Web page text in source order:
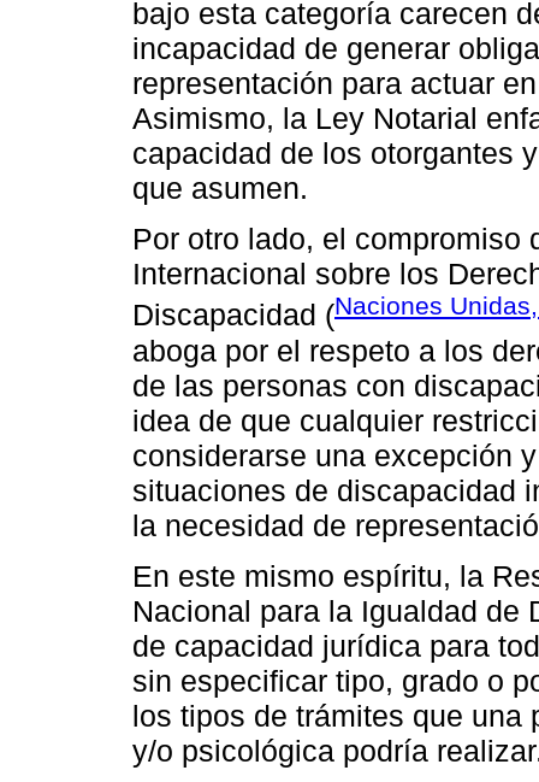
bajo esta categoría carecen
incapacidad de generar
representación para actuar
Asimismo, la Ley Notarial
capacidad de los otorgantes
que asumen.
Por otro lado, el compromiso
Internacional sobre los
Discapacidad (Naciones
aboga por el respeto a los
de las personas con
idea de que cualquier
considerarse una excepción
situaciones de discapacidad
la necesidad de
En este mismo espíritu, la
Nacional para la Igualdad de
de capacidad jurídica para
sin especificar tipo, grado o
los tipos de trámites que una
y/o psicológica podría